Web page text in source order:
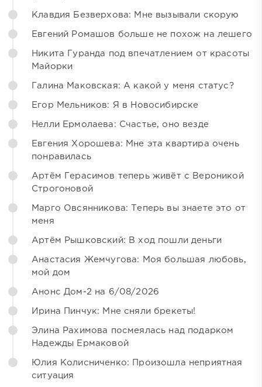
Клавдия Безверхова: Мне вызывали скорую
Евгений Ромашов больше не похож на лешего
Никита Гуранда под впечатлением от красоты
Майорки
Галина Маковская: А какой у меня статус?
Егор Мельников: Я в Новосибирске
Нелли Ермолаева: Счастье, оно везде
Евгения Хорошева: Мне эта квартира очень
понравилась
Артём Герасимов теперь живёт с Вероникой
Строгоновой
Марго Овсянникова: Теперь вы знаете это от
меня
Артём Рышковский: В ход пошли деньги
Анастасия Жемчугова: Моя большая любовь,
мой дом
Анонс Дом-2 на 6/08/2026
Ирина Пинчук: Мне сняли брекеты!
Элина Рахимова посмеялась над подарком
Надежды Ермаковой
Юлия Колисниченко: Произошла неприятная
ситуация